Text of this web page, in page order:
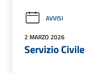
AVVISI
2 MARZO 2026
Servizio